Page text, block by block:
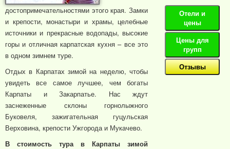
достопримечательностями этого края. Замки
и крепости, монастыри и храмы, целебные
источники и прекрасные водопады, высокие
горы и отличная карпатская кухня – все это
в одном зимнем туре.
Отдых в Карпатах зимой на неделю, чтобы
увидеть все самое лучшее, чем богаты
Карпаты и Закарпатье. Нас ждут
заснеженные склоны горнолыжного
Буковеля, зажигательная гуцульская
Верховина, крепости Ужгорода и Мукачево.
В стоимость тура в Карпаты зимой
Отели и
цены
Цены для
групп
Отзывы